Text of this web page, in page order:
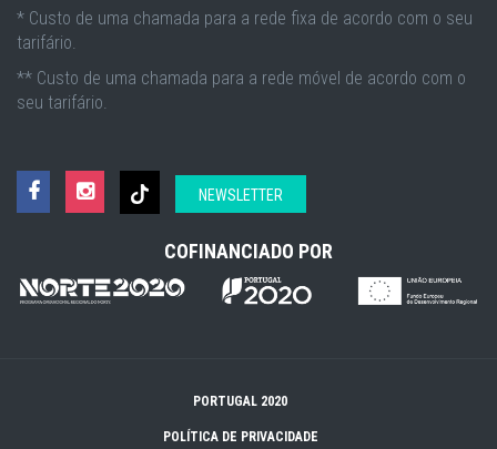
* Custo de uma chamada para a rede fixa de acordo com o seu
tarifário.
** Custo de uma chamada para a rede móvel de acordo com o
seu tarifário.
NEWSLETTER
COFINANCIADO POR
PORTUGAL 2020
POLÍTICA DE PRIVACIDADE